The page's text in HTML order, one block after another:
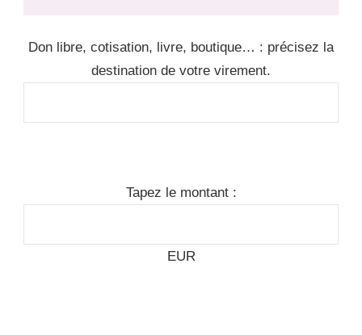
Don libre, cotisation, livre, boutique… : précisez la
destination de votre virement.
Tapez le montant :
EUR